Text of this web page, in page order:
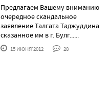
Предлагаем Вашему вниманию
очередное скандальное
заявление Талгата Таджуддина
сказанное им в г. Булг......
15 ИЮНЯ'2012 28